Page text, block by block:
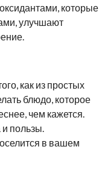
которые
улучшают
как из простых
блюдо, которое
чем кажется.
пользы.
в вашем